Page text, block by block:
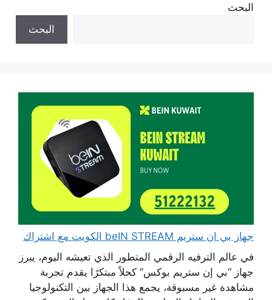
البحث
البحث
جهاز بي ان ستريم beIN STREAM الكويت مع اشتراك
في عالم الترفيه الرقمي المتطور الذي تعيشه اليوم، يبرز
جهاز “بي إن ستريم بوكس” كحلاً مبتكرًا يقدم تجربة
مشاهدة غير مسبوقة، يجمع هذا الجهاز بين التكنولوجيا